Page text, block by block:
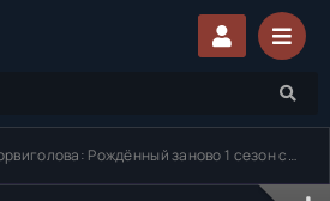
Рождённый заново 1 сезон смотреть онлайн бесплатно